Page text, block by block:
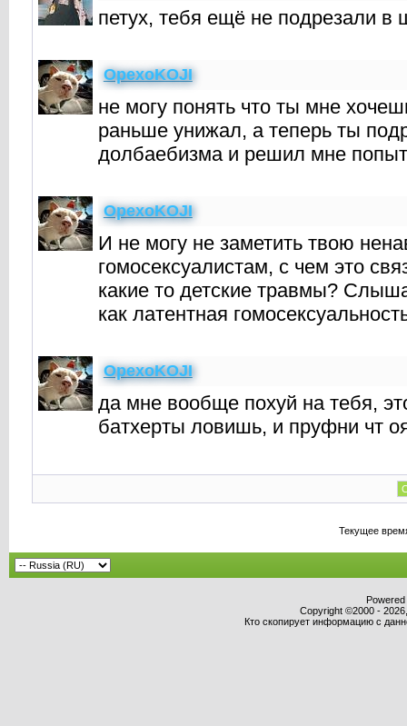
петух, тебя ещё не подрезали в
OpexoKOJI
не могу понять что ты мне
раньше унижал, а теперь ты
долбаебизма и решил мне
OpexoKOJI
И не могу не заметить твою
гомосексуалистам, с чем это
какие то детские травмы?
как латентная
OpexoKOJI
да мне вообще похуй на тебя,
батхерты ловишь, и пруфни чт
Текущее
Copyright ©2000 -
Кто скопирует информацию с